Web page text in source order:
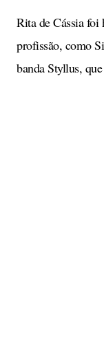
Rita de Cássia foi
profissão, como
banda Styllus,